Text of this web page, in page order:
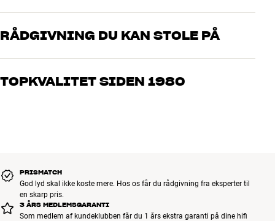
RÅDGIVNING DU KAN STOLE PÅ
Vores medarbejdere er ægte entusiaster, som kender produkterne
os, hvad du drømmer om – så finder vi den løsning, der passer
TOPKVALITET SIDEN 1980
PRISMATCH
God lyd skal ikke koste mere. Hos os får du rådgivning fra eksperter til
en skarp pris.
3 ÅRS MEDLEMSGARANTI
Som medlem af kundeklubben får du 1 års ekstra garanti på dine hifi